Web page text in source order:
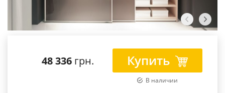
48 336 грн. Купить
В наличии